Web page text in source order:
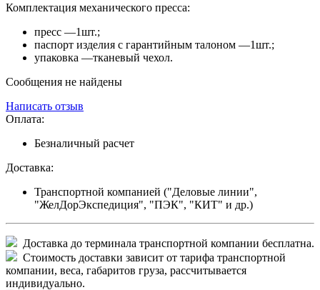
Комплектация механического пресса:
пресс —1шт.;
паспорт изделия с гарантийным талоном —1шт.;
упаковка —тканевый чехол.
Сообщения не найдены
Написать отзыв
Оплата:
Безналичный расчет
Доставка:
Транспортной компанией ("Деловые линии",
"ЖелДорЭкспедиция", "ПЭК", "КИТ" и др.)
Доставка до терминала транспортной компании бесплатна.
Стоимость доставки зависит от тарифа транспортной
компании, веса, габаритов груза, рассчитывается
индивидуально.